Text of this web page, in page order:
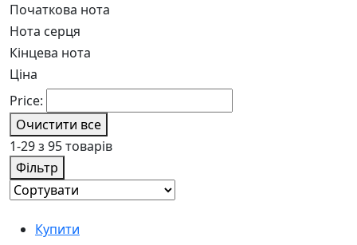
Початкова нота
Нота серця
Кінцева нота
Ціна
Price:
Очистити все
1-29 з 95 товарів
Фільтр
Купити